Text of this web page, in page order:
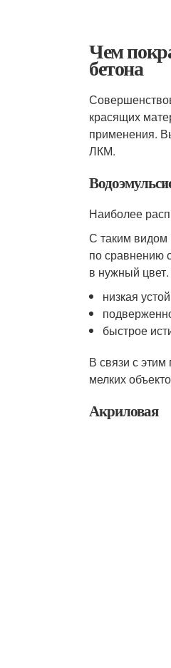
Чем
бетона
красящих
применения.
ЛКМ.
Наиболее
С таким видом
по сравнению
в нужный цвет.
низкая
быстрое
В связи с
мелких
Акриловая